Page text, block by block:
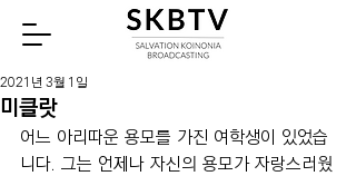
미클랏
2021년 3월 1일
어느 아리따운 용모를 가진 여학생이 있었습
니다. 그는 언제나 자신의 용모가 자랑스러웠